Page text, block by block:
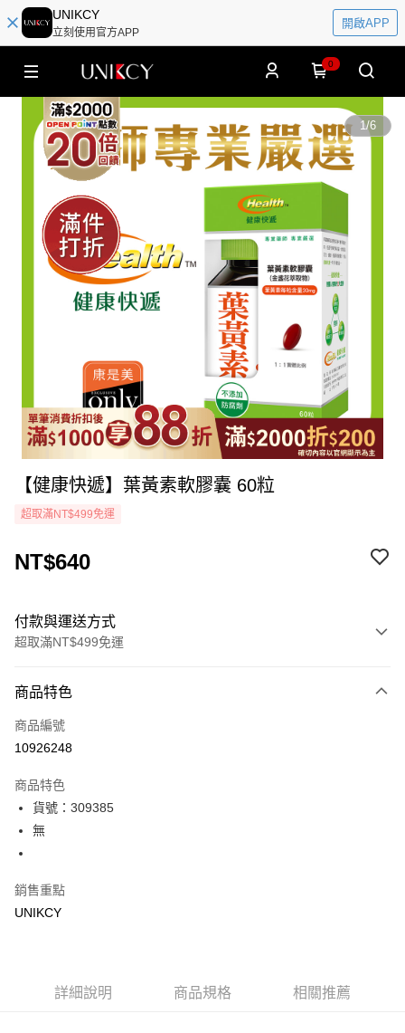
UNIKCY
立刻使用官方APP
開啟APP
0
1/6
【健康快遞】葉黃素軟膠囊 60粒
超取滿NT$499免運
NT$640
付款與運送方式
超取滿NT$499免運
icash Pay
信用卡一次付款
LINE Pay
Apple Pay
商品特色
商品編號
10926248
商品特色
貨號：309385
無
銷售重點
UNIKCY
詳細說明 商品規格 相關推薦